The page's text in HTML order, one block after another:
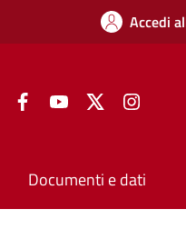
Accedi
FacebookYouTube Twitter
Documenti e dati